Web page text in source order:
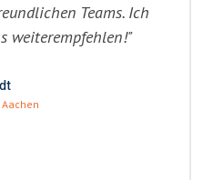
Teams. Ich
weiterempfehlen!"